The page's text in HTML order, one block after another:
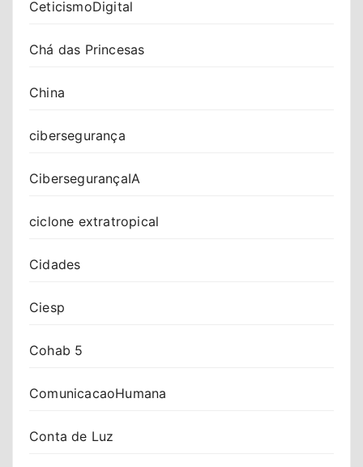
CeticismoDigital
Chá das Princesas
China
cibersegurança
CibersegurançaIA
ciclone extratropical
Cidades
Ciesp
Cohab 5
ComunicacaoHumana
Conta de Luz